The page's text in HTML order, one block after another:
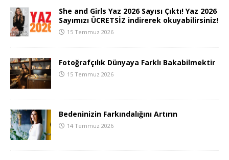
She and Girls Yaz 2026 Sayısı Çıktı! Yaz 2026
Sayımızı ÜCRETSİZ indirerek okuyabilirsiniz!
15 Temmuz 2026
Fotoğrafçılık Dünyaya Farklı Bakabilmektir
15 Temmuz 2026
Bedeninizin Farkındalığını Artırın
14 Temmuz 2026